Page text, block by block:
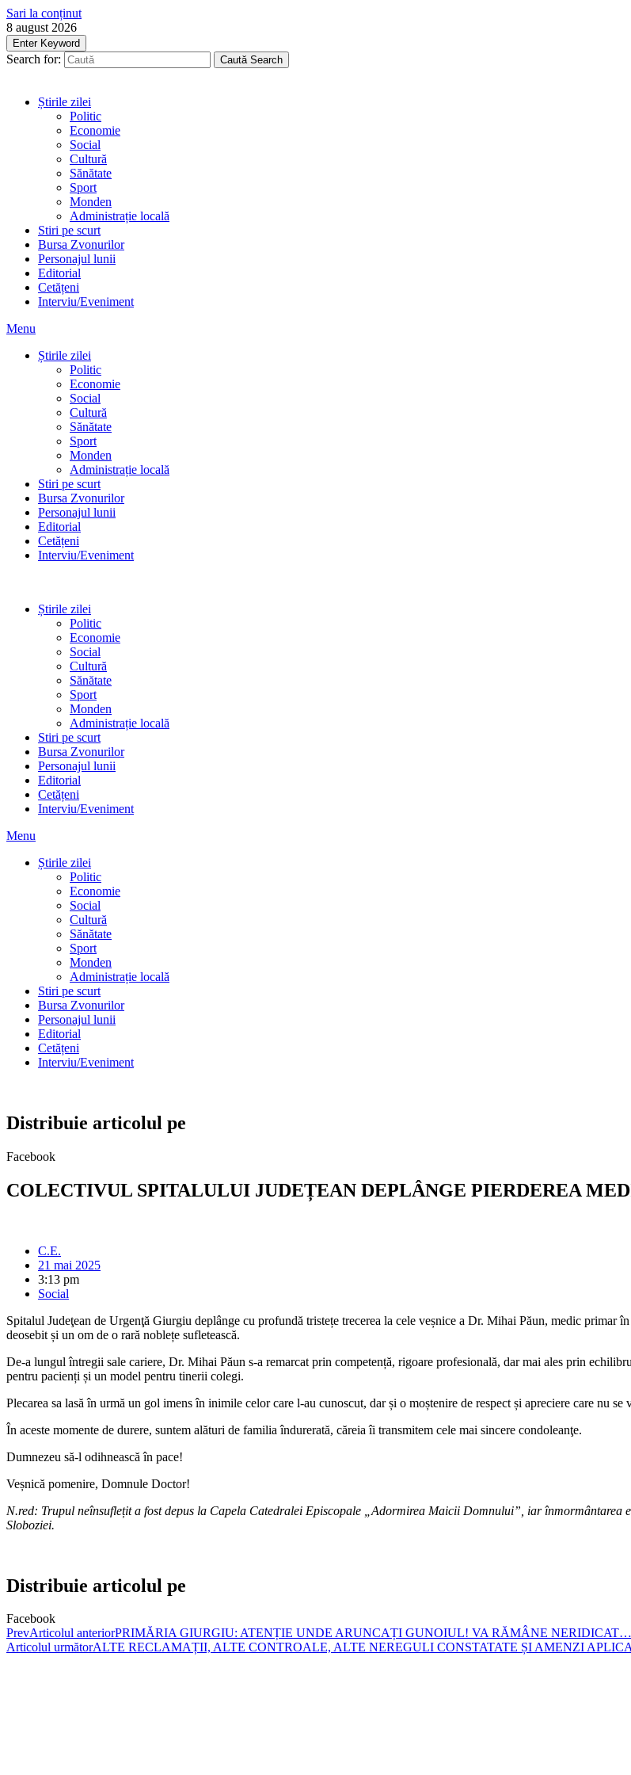
Sari la conținut
8 august 2026
Enter Keyword
Search for: Caută Search
Știrile zilei
Politic
Economie
Social
Cultură
Sănătate
Sport
Monden
Administrație locală
Stiri pe scurt
Bursa Zvonurilor
Personajul lunii
Editorial
Cetățeni
Interviu/Eveniment
Menu
Știrile zilei
Politic
Economie
Social
Cultură
Sănătate
Sport
Monden
Administrație locală
Stiri pe scurt
Bursa Zvonurilor
Personajul lunii
Editorial
Cetățeni
Interviu/Eveniment
Știrile zilei
Politic
Economie
Social
Cultură
Sănătate
Sport
Monden
Administrație locală
Stiri pe scurt
Bursa Zvonurilor
Personajul lunii
Editorial
Cetățeni
Interviu/Eveniment
Menu
Știrile zilei
Politic
Economie
Social
Cultură
Sănătate
Sport
Monden
Administrație locală
Stiri pe scurt
Bursa Zvonurilor
Personajul lunii
Editorial
Cetățeni
Interviu/Eveniment
Distribuie articolul pe
Facebook
COLECTIVUL SPITALULUI JUDEȚEAN DEPLÂNGE PIERDEREA
C.E.
21 mai 2025
3:13 pm
Social
Spitalul Judeţean de Urgenţă Giurgiu deplânge cu profundă tristețe trecerea la cele veșnice a Dr. Mihai Păun, medic primar
deosebit și un om de o rară noblețe sufletească.
De-a lungul întregii sale cariere, Dr. Mihai Păun s-a remarcat prin competență, rigoare profesională, dar mai ales prin
pentru pacienți și un model pentru tinerii colegi.
Plecarea sa lasă în urmă un gol imens în inimile celor care l-au cunoscut, dar și o moștenire de respect și apreciere care nu se
În aceste momente de durere, suntem alături de familia îndurerată, căreia îi transmitem cele mai sincere condoleanţe.
Dumnezeu să-l odihnească în pace!
Veșnică pomenire, Domnule Doctor!
N.red: Trupul neînsuflețit a fost depus la Capela Catedralei Episcopale „Adormirea Maicii Domnului”, iar
Sloboziei.
Distribuie articolul pe
Facebook
PrevArticolul anteriorPRIMĂRIA GIURGIU: ATENȚIE UNDE ARUNCAȚI GUNOIUL! VA RĂMÂNE NERIDICAT…
Articolul următorALTE RECLAMAȚII, ALTE CONTROALE, ALTE NEREGULI CONSTATATE ȘI AMENZI